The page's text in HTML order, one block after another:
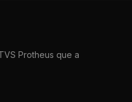
Protheus que a